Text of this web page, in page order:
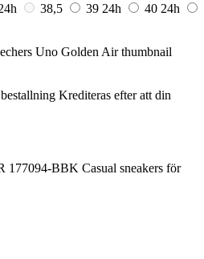
38,5 39 24h 40 24h
Krediteras efter att din
BBK Casual sneakers för